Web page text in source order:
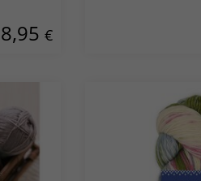
8,95 €